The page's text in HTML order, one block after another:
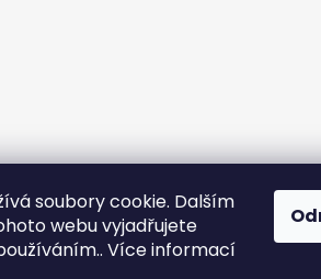
soubory cookie. Dalším
webu vyjadřujete
Více informací